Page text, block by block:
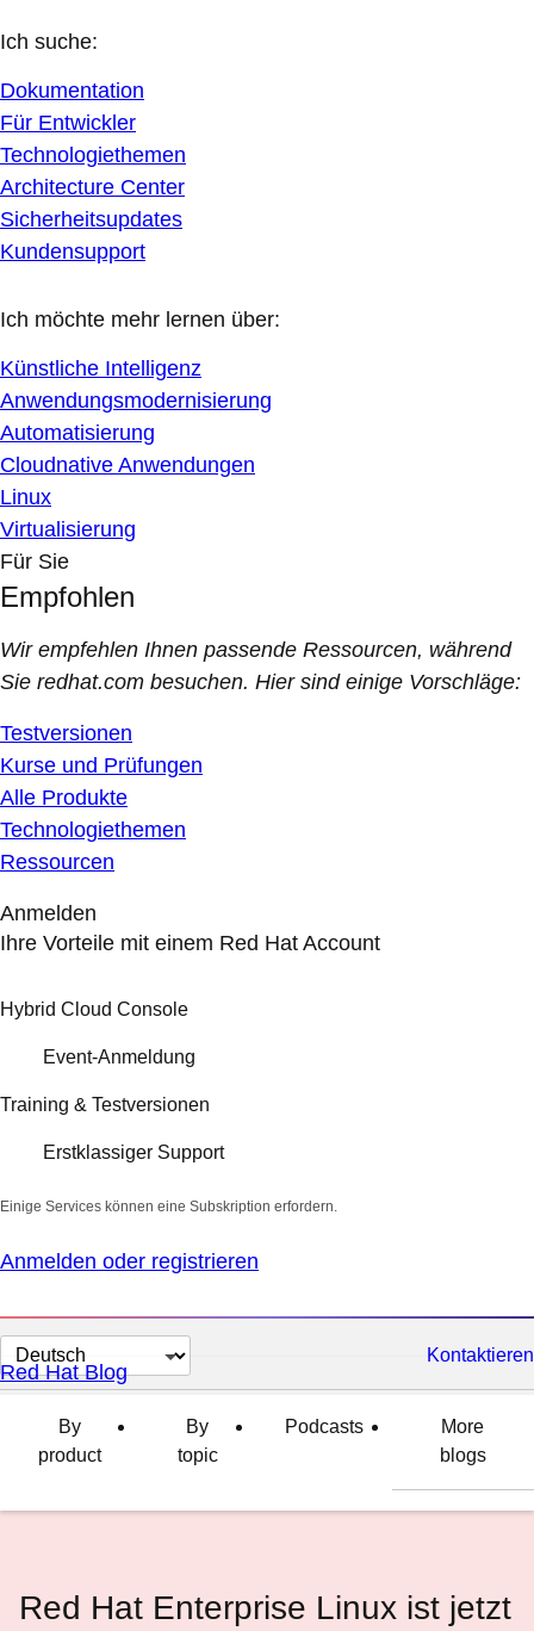
Ich suche:
Dokumentation
Für Entwickler
Technologiethemen
Architecture Center
Sicherheitsupdates
Kundensupport
Ich möchte mehr lernen über:
Künstliche Intelligenz
Anwendungsmodernisierung
Automatisierung
Cloudnative Anwendungen
Linux
Virtualisierung
Für Sie
Empfohlen
Wir empfehlen Ihnen passende Ressourcen, während
Sie redhat.com besuchen. Hier sind einige Vorschläge:
Testversionen
Kurse und Prüfungen
Alle Produkte
Technologiethemen
Ressourcen
Anmelden
Ihre Vorteile mit einem Red Hat Account
Hybrid Cloud Console
Event-Anmeldung
Training & Testversionen
Erstklassiger Support
Einige Services können eine Subskription erfordern.
Anmelden oder registrieren
Sprache
auswählen
Kontaktieren
Red Hat Blog
By
product
By
topic
Podcasts
More
blogs
Red Hat Enterprise Linux ist jetzt